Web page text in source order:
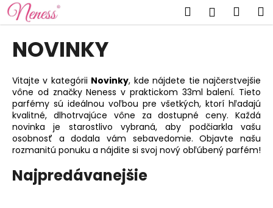
Prejsť
na
obsah
Hľadať
NOVINKY
Vitajte v kategórii Novinky, kde nájdete tie najčerstvejšie
vône od značky Neness v praktickom 33ml balení. Tieto
parfémy sú ideálnou voľbou pre všetkých, ktorí hľadajú
kvalitné, dlhotrvajúce vône za dostupné ceny. Každá
novinka je starostlivo vybraná, aby podčiarkla vašu
osobnosť a dodala vám sebavedomie. Objavte našu
rozmanitú ponuku a nájdite si svoj nový obľúbený parfém!
Najpredávanejšie
K
o
o
p
o
t
r
b